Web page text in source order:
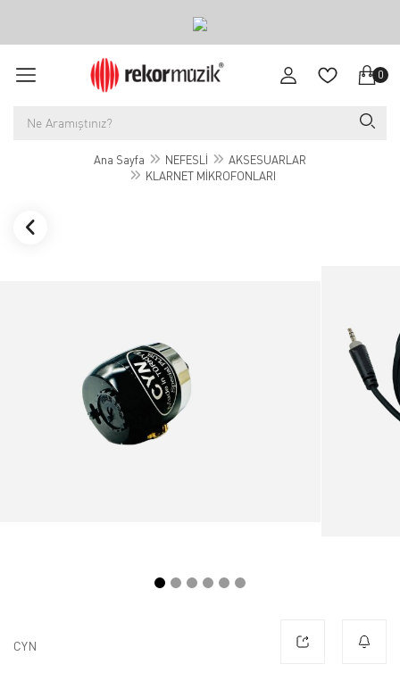
0
Ana Sayfa NEFESLİ
AKSESUARLAR
KLARNET MİKROFONLARI
CYN